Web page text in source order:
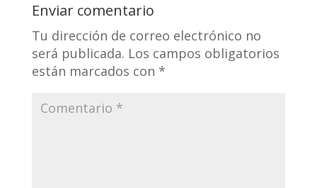
Enviar comentario
Tu dirección de correo electrónico no
será publicada. Los campos obligatorios
están marcados con *